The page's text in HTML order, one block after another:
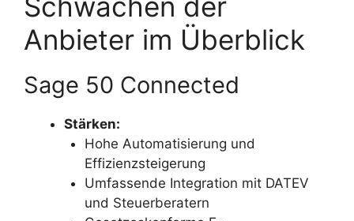
Anbieter im Überblick
Sage 50 Connected
Stärken:
Hohe Automatisierung und
Effizienzsteigerung
Umfassende Integration mit DATEV
und Steuerberatern